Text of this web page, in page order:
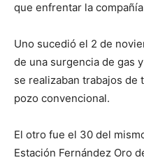
que enfrentar la
Uno sucedió el 2 de
de una surgencia de gas
se realizaban trabajos de
pozo convencional.
El otro fue el 30 del
Estación Fernández Oro